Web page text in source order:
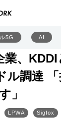
5G AI
、
ル調達
」
LPWA Sigfox